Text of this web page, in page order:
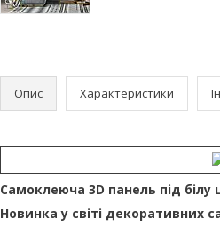
Опис Характеристики
Самоклеюча 3D панель під білу
Новинка у світі декоративних